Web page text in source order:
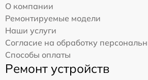
О компании
Ремонтируемые модели
Наши услуги
Согласие на обработку
Способы оплаты
Ремонт устройств